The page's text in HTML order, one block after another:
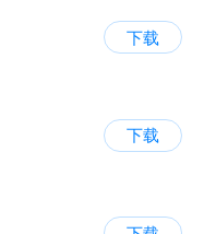
下载
下载